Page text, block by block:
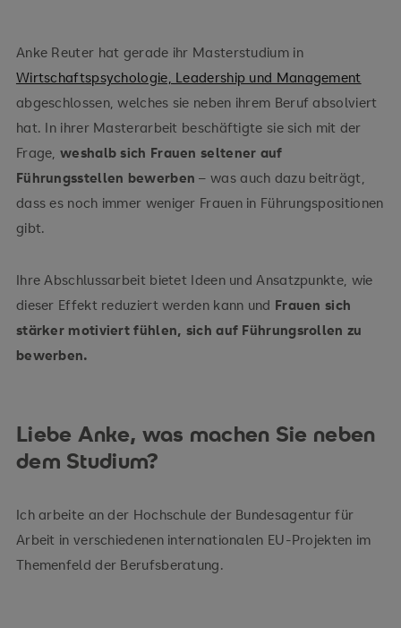
Anke Reuter hat gerade ihr Masterstudium in
Wirtschaftspsychologie, Leadership und Management
abgeschlossen, welches sie neben ihrem Beruf absolviert
hat. In ihrer Masterarbeit beschäftigte sie sich mit der
Frage,weshalb sich Frauen seltener auf
Führungsstellen bewerben – was auch dazu beiträgt,
dass es noch immer weniger Frauen in Führungspositionen
gibt.
Ihre Abschlussarbeit bietet Ideen und Ansatzpunkte, wie
dieser Effekt reduziert werden kann und Frauen sich
stärker motiviert fühlen, sich auf Führungsrollen zu
bewerben.
Liebe Anke, was machen Sie neben
dem Studium?
Ich arbeite an der Hochschule der Bundesagentur für
Arbeit in verschiedenen internationalen EU-Projekten im
Themenfeld der Berufsberatung.